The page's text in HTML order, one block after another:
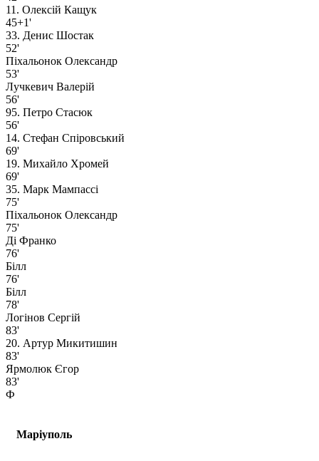
11. Олексій Кащук
45+1'
33. Денис Шостак
52'
Піхальонок Олександр
53'
Лучкевич Валерій
56'
95. Петро Стасюк
56'
14. Стефан Спіровський
69'
19. Михайло Хромей
69'
35. Марк Мампассi
75'
Піхальонок Олександр
75'
Ді Франко
76'
Білл
76'
Білл
78'
Логінов Сергій
83'
20. Артур Микитишин
83'
Ярмолюк Єгор
83'
Ф
Маріуполь